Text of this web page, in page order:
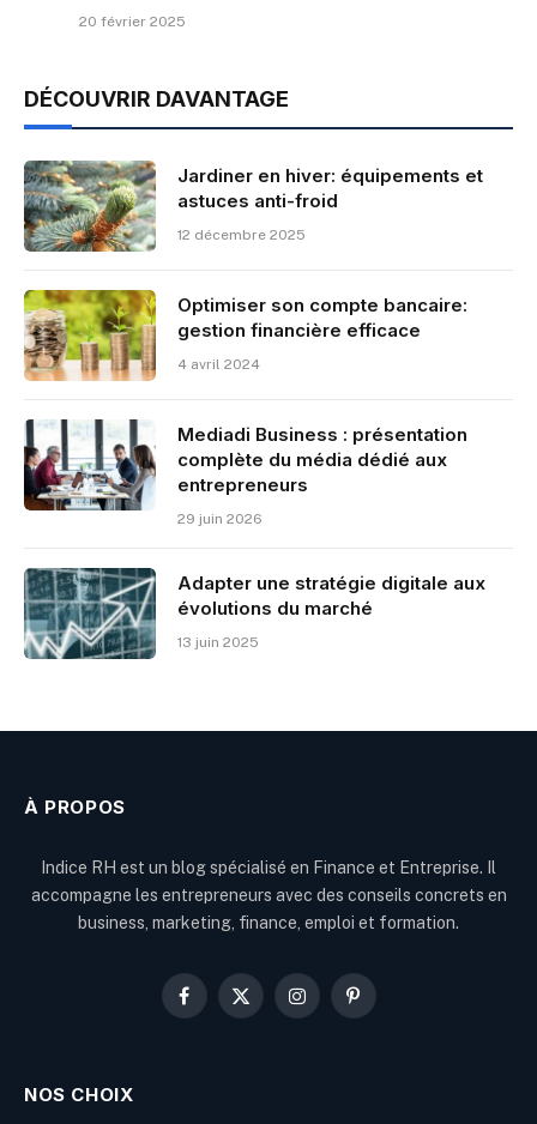
20 février 2025
DÉCOUVRIR DAVANTAGE
Jardiner en hiver: équipements et
astuces anti-froid
12 décembre 2025
Optimiser son compte bancaire:
gestion financière efficace
4 avril 2024
Mediadi Business : présentation
complète du média dédié aux
entrepreneurs
29 juin 2026
Adapter une stratégie digitale aux
évolutions du marché
13 juin 2025
À PROPOS
Indice RH est un blog spécialisé en Finance et Entreprise. Il
accompagne les entrepreneurs avec des conseils concrets en
business, marketing, finance, emploi et formation.
Facebook
X
InstagramPinterest
NOS CHOIX